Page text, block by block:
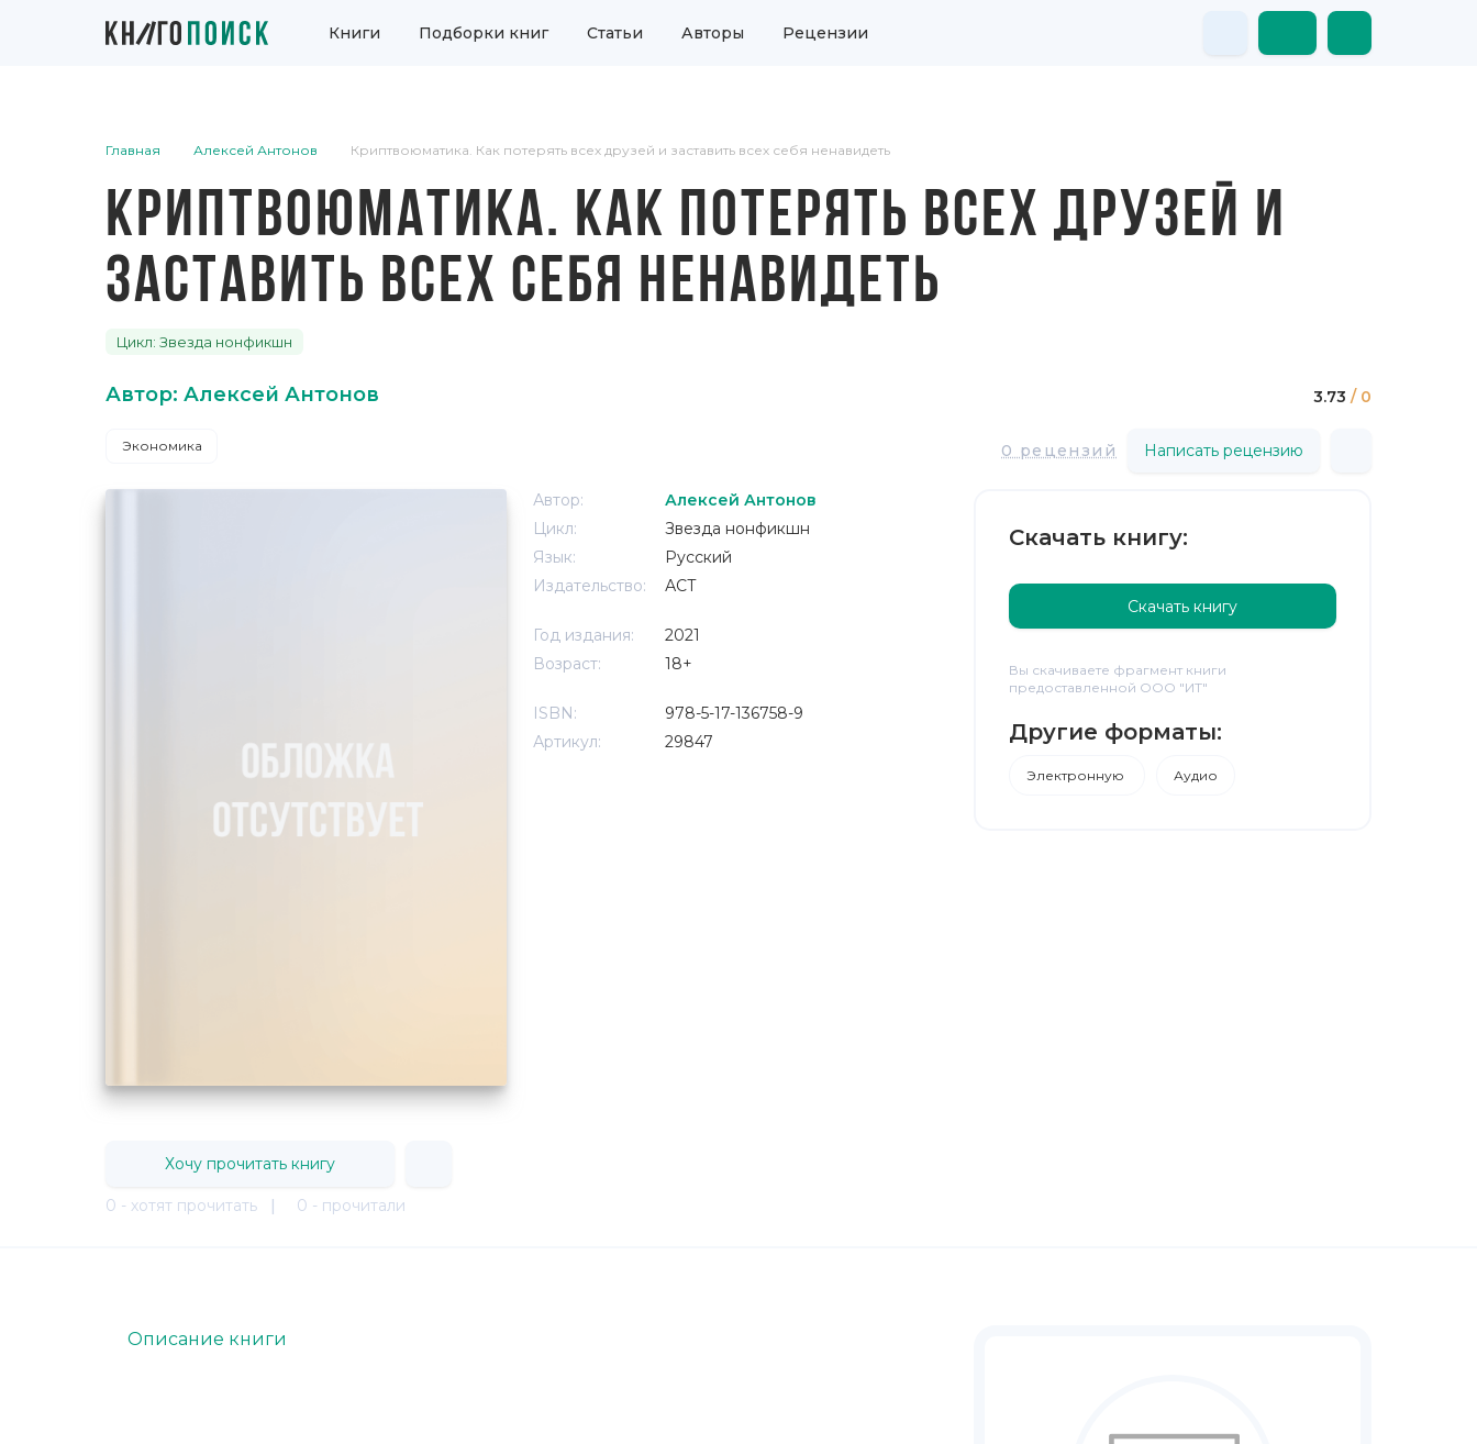
Книги Подборки книг Статьи Авторы Рецензии
Главная Алексей Антонов Криптвоюматика. Как потерять всех друзей и заставить всех себя ненавидеть
КРИПТВОЮМАТИКА. КАК ПОТЕРЯТЬ ВСЕХ ДРУЗЕЙ И
ЗАСТАВИТЬ ВСЕХ СЕБЯ НЕНАВИДЕТЬ
Цикл: Звезда нонфикшн
Автор: Алексей Антонов 3.73 / 0
Экономика 0 рецензий Написать рецензию
Автор:
Алексей Антонов
Цикл:
Звезда нонфикшн
Язык:
Русский
Издательство:
АСТ
Год издания:
2021
Возраст:
18+
ISBN:
978-5-17-136758-9
Артикул:
29847
Скачать книгу:
Скачать книгу
Вы скачиваете фрагмент книги
предоставленной ООО "ИТ"
Другие форматы:
Электронную Аудио
Хочу прочитать книгу
0 - хотят прочитать | 0 - прочитали
Описание книги